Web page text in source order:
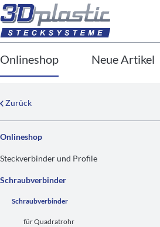
Onlineshop Neue Artikel
Zurück
Onlineshop
Steckverbinder und Profile
Schraubverbinder
Schraubverbinder
für Quadratrohr